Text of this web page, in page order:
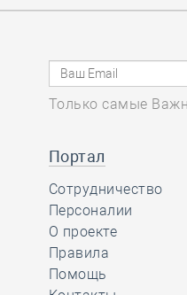
29.12, 12:25 0 1437
В строительный
российских мэров
городской среды
29.12, 11:26 0
Какие вопросы
первом заседании
НОСТРОЙ по цифровой
Только самые
Портал
Сотрудничество
Персоналии
О проекте
Правила
Помощь